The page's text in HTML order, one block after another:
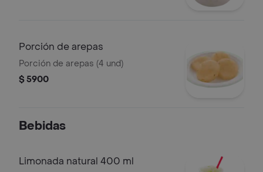
Porción de arepas
Porción de arepas (4 und)
$ 5900
Bebidas
Limonada natural 400 ml